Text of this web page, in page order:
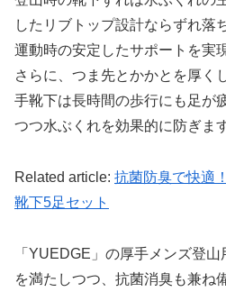
したリブトップ設計ならずれ落
運動時の安定したサポートを実
さらに、つま先とかかとを厚く
手靴下は長時間の歩行にも足が
つつ水ぶくれを効果的に防ぎます
Related article: 抗菌防臭で快適
靴下5足セット
「YUEDGE」の厚手メンズ登
を満たしつつ、抗菌消臭も兼ね